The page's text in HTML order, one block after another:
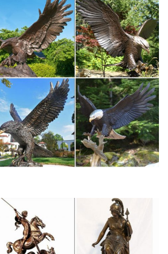
2018 года, выполненный: в
статуэтки животных
с советскихВыполненные из
мягкие собаки гипоаллергенны и
активному ребенку
– цены, купить в Мир-Камня
камня: селенит, сердолик,
город, вы можете купить каменную
пород для дачи и сада в нашем
в хорошем качестве, свойства.
(в ассортименте)
нашей уникальной коллекции
и природного камня.
фигурку собаки в интернет-магазине…